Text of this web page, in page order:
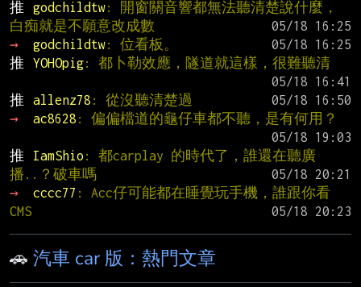
推
godchildtw: 開窗關音響都無法聽清楚說什麼，
白痴就是不願意改成數
→
godchildtw: 位看板。
推
YOHOpig: 都卜勒效應，隧道就這樣，很難聽清
推
allenz78 : 從沒聽清楚過
→
ac8628 : 偏偏檔道的龜仔車都不聽，是有何用？
推
IamShio : 都carplay 的時代了，誰還在聽廣
播..？破車嗎
→
cccc77 : Acc仔可能都在睡覺玩手機，誰跟你看
CMS
🚗 汽車 car 版：熱門文章